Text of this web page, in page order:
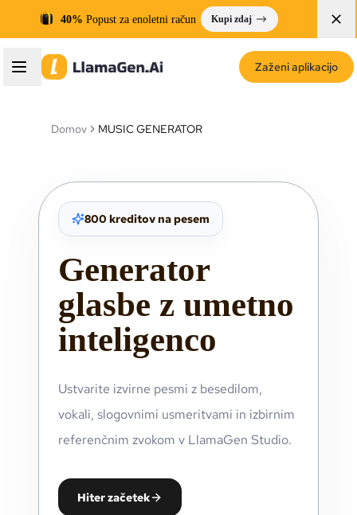
40% Popust za enoletni račun Kupi zdaj
Zaženi aplikacijo
Domov MUSIC GENERATOR
800 kreditov na pesem
Generator
glasbe z umetno
inteligenco
Ustvarite izvirne pesmi z besedilom,
vokali, slogovnimi usmeritvami in izbirnim
referenčnim zvokom v LlamaGen Studio.
Hiter začetek